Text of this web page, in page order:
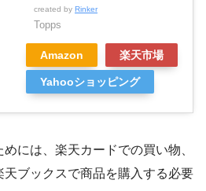
created by Rinker
Topps
Amazon 楽天市場
Yahooショッピング
には、楽天カードでの買い物、
ブックスで商品を購入する必要